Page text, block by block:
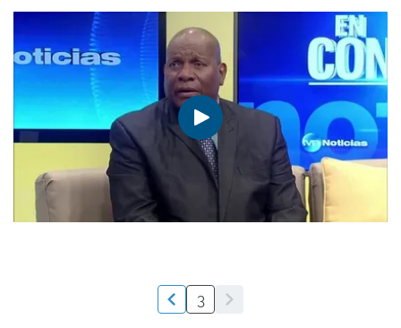
3